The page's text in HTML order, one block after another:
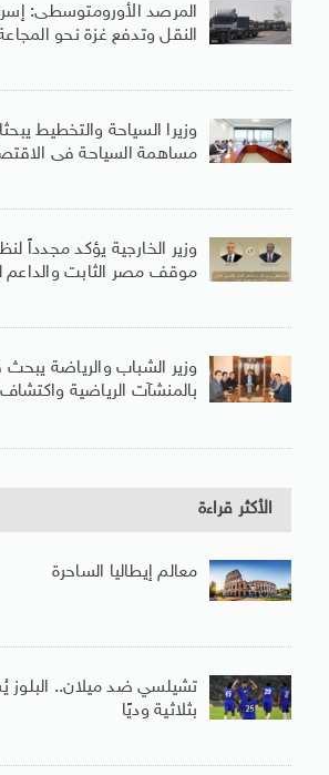
المرصد الأورومتوسطى:
النقل وتدفع غزة نحو
وزيرا السياحة والتخطيط
مساهمة السياحة فى
وزير الخارجية يؤكد مجدداً
موقف مصر الثابت والداعم
وزير الشباب والرياضة
بالمنشآت الرياضية
الأكثر قراءة
معالم إيطاليا الساحرة
تشيلسي ضد ميلان.. البلوز
بثلاثية وديًا